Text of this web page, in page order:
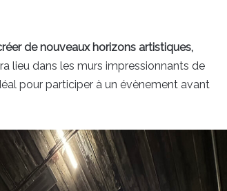
de nouveaux horizons artistiques,
lieu dans les murs impressionnants de
pour participer à un évènement avant